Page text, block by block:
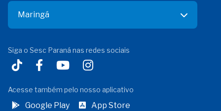
Maringá
Siga o Sesc Paraná nas redes sociais
Acesse também pelo nosso aplicativo
Google Play App Store